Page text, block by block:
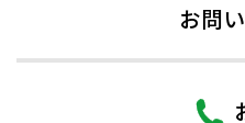
お問